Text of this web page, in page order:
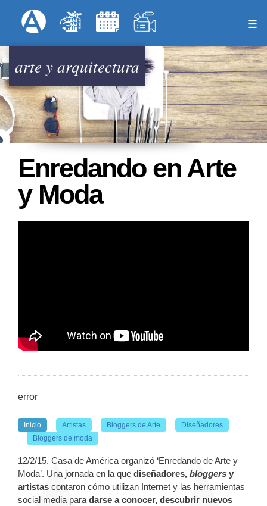
al
principal
Menú Superior
arte y arquitectura
Enredando en Arte
y Moda
error
Inicio Artistas Bloggers de Arte
Diseñadores
Bloggers de moda
12/2/15. Casa de América organizó ‘Enredando de Arte y
Moda’. Una jornada en la que diseñadores, bloggers y
artistas contaron cómo utilizan Internet y las herramientas
social media para darse a conocer, descubrir nuevos